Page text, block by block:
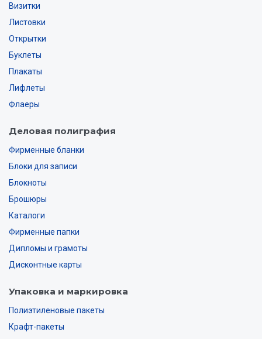
Визитки
Листовки
Открытки
Буклеты
Плакаты
Лифлеты
Флаеры
Деловая полиграфия
Фирменные бланки
Блоки для записи
Блокноты
Брошюры
Каталоги
Фирменные папки
Дипломы и грамоты
Дисконтные карты
Упаковка и маркировка
Полиэтиленовые пакеты
Крафт-пакеты